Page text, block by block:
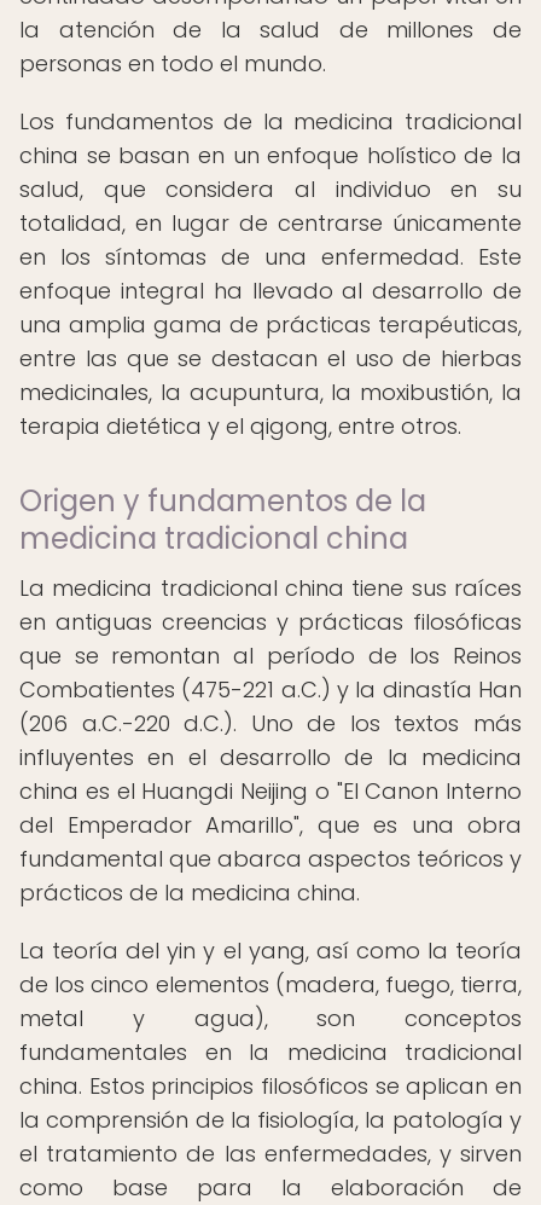
la atención de la salud de millones de
personas en todo el mundo.
Los fundamentos de la medicina tradicional
china se basan en un enfoque holístico de la
salud, que considera al individuo en su
totalidad, en lugar de centrarse únicamente
en los síntomas de una enfermedad. Este
enfoque integral ha llevado al desarrollo de
una amplia gama de prácticas terapéuticas,
entre las que se destacan el uso de hierbas
medicinales, la acupuntura, la moxibustión, la
terapia dietética y el qigong, entre otros.
Origen y fundamentos de la
medicina tradicional china
La medicina tradicional china tiene sus raíces
en antiguas creencias y prácticas filosóficas
que se remontan al período de los Reinos
Combatientes (475-221 a.C.) y la dinastía Han
(206 a.C.-220 d.C.). Uno de los textos más
influyentes en el desarrollo de la medicina
china es el Huangdi Neijing o "El Canon Interno
del Emperador Amarillo", que es una obra
fundamental que abarca aspectos teóricos y
prácticos de la medicina china.
La teoría del yin y el yang, así como la teoría
de los cinco elementos (madera, fuego, tierra,
metal y agua), son conceptos
fundamentales en la medicina tradicional
china. Estos principios filosóficos se aplican en
la comprensión de la fisiología, la patología y
el tratamiento de las enfermedades, y sirven
como base para la elaboración de